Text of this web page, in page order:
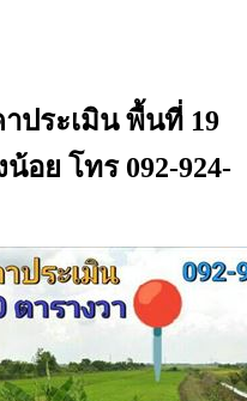
ประเมิน พื้นที่ 19
อย โทร 092-924-